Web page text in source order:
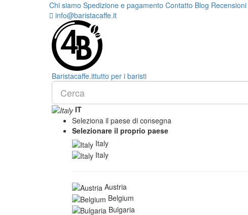
Chi siamo Spedizione e pagamento Contatto Blog Recensioni
info@baristacaffe.it
Baristacaffe.ittutto per i baristi
IT
Seleziona il paese di consegna
Selezionare il proprio paese
Italy
Italy
Austria
Belgium
Bulgaria